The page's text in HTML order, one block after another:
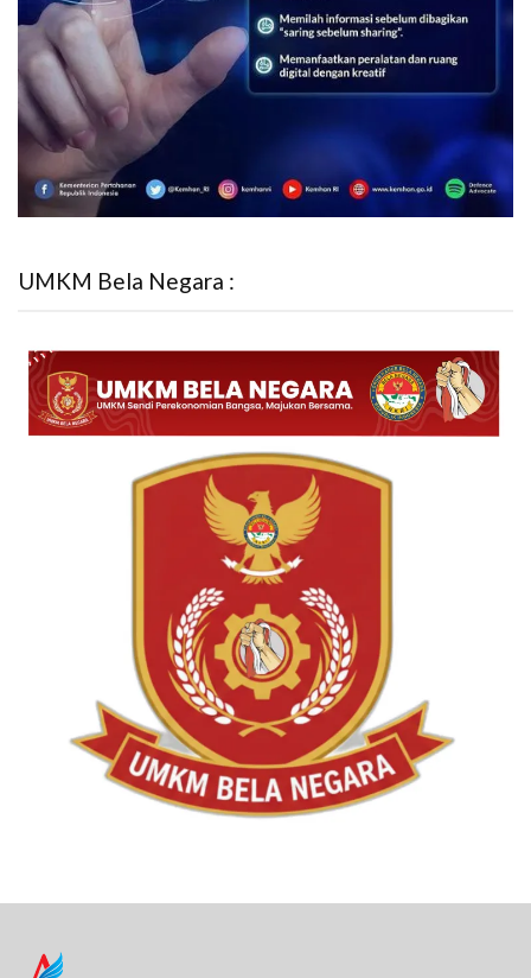
UMKM Bela Negara :